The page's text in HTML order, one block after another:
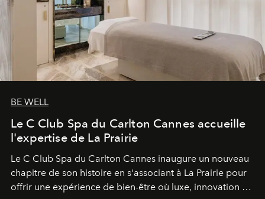
BE WELL
Le C Club Spa du Carlton Cannes accueille
l'expertise de La Prairie
Le C Club Spa du Carlton Cannes inaugure un nouveau
chapitre de son histoire en s'associant à La Prairie pour
offrir une expérience de bien-être où luxe, innovation et